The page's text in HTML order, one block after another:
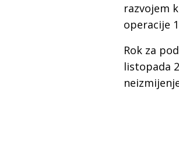
razvojem
operacije
Rok za
listopada